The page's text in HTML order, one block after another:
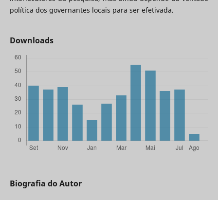
política dos governantes locais para ser efetivada.
Downloads
Biografia do Autor